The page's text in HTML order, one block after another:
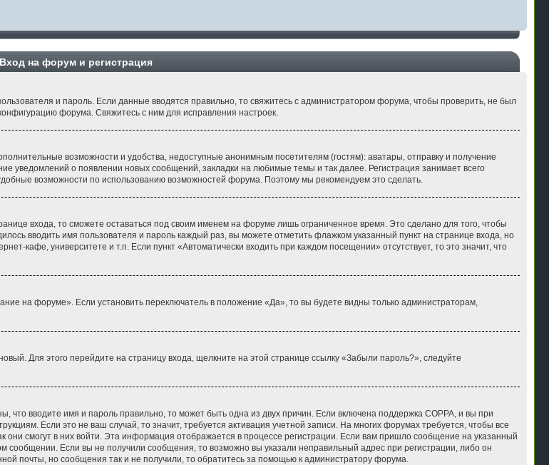
Вход на форум и регистрация
и пароль. Если данные вводятся правильно, то свяжитесь с администратором форума, чтобы проверить, не был
форума. Свяжитесь с ним для исправления настроек.
возможности и удобства, недоступные анонимным посетителям (гостям): аватары, отправку и получение
уведомлений о появлении новых сообщений, закладки на любимые темы и так далее. Регистрация занимает всего
возможности по использованию возможностей форума. Поэтому мы рекомендуем это сделать.
входа, то сможете оставаться под своим именем на форуме лишь ограниченное время. Это сделано для того, чтобы
вводить имя пользователя и пароль каждый раз, вы можете отметить флажком указанный пункт на странице входа, но
кафе, университете и т.п. Если пункт «Автоматически входить при каждом посещении» отсутствует, то это значит, что
на форуме». Если установить переключатель в положение «Да», то вы будете видны только администраторам,
Для этого перейдите на страницу входа, щелкните на этой странице ссылку «Забыли пароль?», следуйте
что вводите имя и пароль правильно, то может быть одна из двух причин. Если включена поддержка COPPA, и вы при
Если это не ваш случай, то значит, требуется активация учетной записи. На многих форумах требуется, чтобы все
смогут в них войти. Эта информация отображается в процессе регистрации. Если вам пришло сообщение на указанный
сообщении. Если вы не получили сообщения, то возможно вы указали неправильный адрес при регистрации, либо он
почты, но сообщения так и не получили, то обратитесь за помощью к администратору форума.